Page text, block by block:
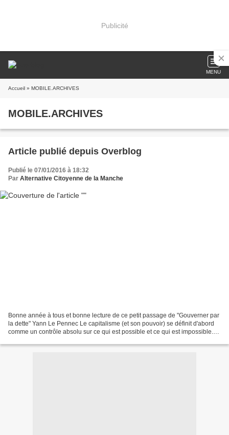
Publicité
MENU
Accueil » MOBILE.ARCHIVES
MOBILE.ARCHIVES
Article publié depuis Overblog
Publié le 07/01/2016 à 18:32
Par Alternative Citoyenne de la Manche
Bonne année à tous et bonne lecture de ce petit passage de "Gouverner par
la dette" Yann Le Pennec Le capitalisme (et son pouvoir) se définit d'abord
comme un contrôle absolu sur ce qui est possible et ce qui est impossible.